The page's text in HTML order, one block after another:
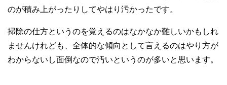
のが積み上がったりしてやはり汚かったです。
掃除の仕方というのを覚えるのはなかなか難しいかもしれ
ませんけれども、全体的な傾向として言えるのはやり方が
わからないし面倒なので汚いというのが多いと思います。